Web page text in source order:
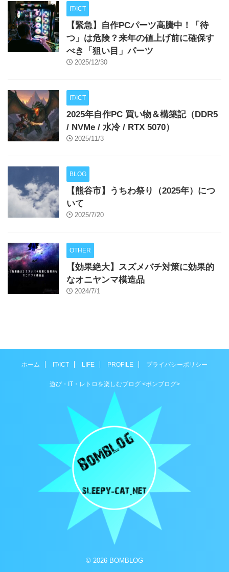
IT/ICT
【緊急】自作PCパーツ高騰中！「待
つ」は危険？来年の値上げ前に確保す
べき「狙い目」パーツ
2025/12/30
IT/ICT
2025年自作PC 買い物＆構築記（DDR5
/ NVMe / 水冷 / RTX 5070）
2025/11/3
BLOG
【熊谷市】うちわ祭り（2025年）につ
いて
2025/7/20
OTHER
【効果絶大】スズメバチ対策に効果的
なオニヤンマ模造品
2024/7/1
ホーム IT/ICT LIFE PROFILE プライバシーポリシー
遊び・IT・レトロを楽しむブログ <ボンブログ>
© 2026 BOMBLOG